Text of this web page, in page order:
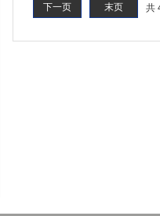
共
下一页 末页